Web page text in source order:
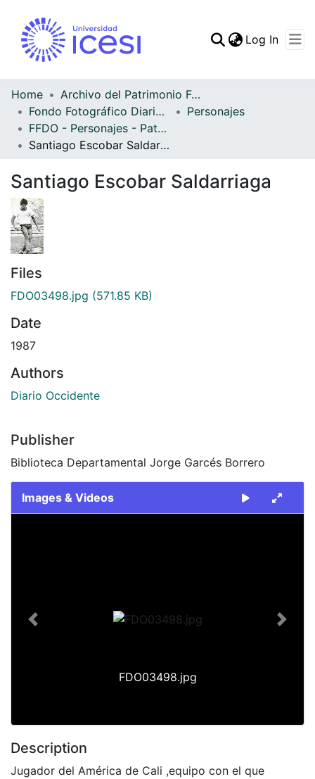
Statistics
Log In
Home
Archivo del Patrimonio Fotográfico y Fílmico del Valle del Cauca
Fondo Fotográfico Diario Occidente
Personajes
FFDO - Personajes - Patrimonial
Santiago Escobar Saldarriaga
Santiago Escobar Saldarriaga
Files
FDO03498.jpg (571.85 KB)
Date
1987
Authors
Diario Occidente
Publisher
Biblioteca Departamental Jorge Garcés Borrero
Images & Videos
FDO03498.jpg
Previous Next
Description
Jugador del América de Cali ,equipo con el que